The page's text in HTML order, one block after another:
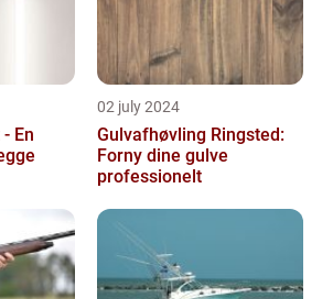
En
02 july 2024
Gulvafhøvling Ringsted:
Forny dine gulve
professionelt